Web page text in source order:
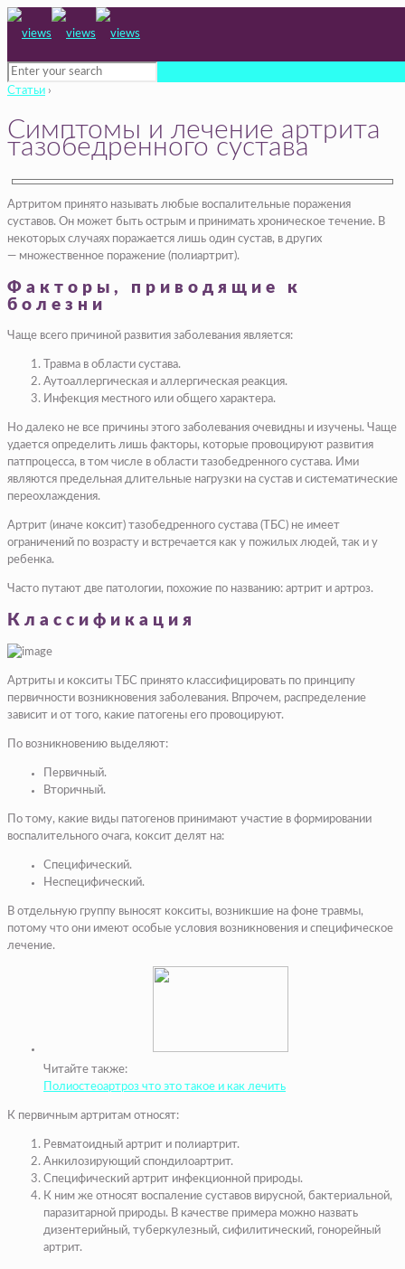
Статьи ›
Симптомы и лечение артрита
тазобедренного сустава
Артритом принято называть любые воспалительные поражения
суставов. Он может быть острым и принимать хроническое течение. В
некоторых случаях поражается лишь один сустав, в других
— множественное поражение (полиартрит).
Факторы, приводящие к
болезни
Чаще всего причиной развития заболевания является:
Травма в области сустава.
Аутоаллергическая и аллергическая реакция.
Инфекция местного или общего характера.
Но далеко не все причины этого заболевания очевидны и изучены. Чаще
удается определить лишь факторы, которые провоцируют развития
патпроцесса, в том числе в области тазобедренного сустава. Ими
являются предельная длительные нагрузки на сустав и систематические
переохлаждения.
Артрит (иначе коксит) тазобедренного сустава (ТБС) не имеет
ограничений по возрасту и встречается как у пожилых людей, так и у
ребенка.
Часто путают две патологии, похожие по названию: артрит и артроз.
Классификация
Артриты и кокситы ТБС принято классифицировать по принципу
первичности возникновения заболевания. Впрочем, распределение
зависит и от того, какие патогены его провоцируют.
По возникновению выделяют:
Первичный.
Вторичный.
По тому, какие виды патогенов принимают участие в формировании
воспалительного очага, коксит делят на:
Специфический.
Неспецифический.
В отдельную группу выносят кокситы, возникшие на фоне травмы,
потому что они имеют особые условия возникновения и специфическое
лечение.
Читайте также:
Полиостеоартроз что это такое и как лечить
К первичным артритам относят:
Ревматоидный артрит и полиартрит.
Анкилозирующий спондилоартрит.
Специфический артрит инфекционной природы.
К ним же относят воспаление суставов вирусной, бактериальной,
паразитарной природы. В качестве примера можно назвать
дизентерийный, туберкулезный, сифилитический, гонорейный
артрит.